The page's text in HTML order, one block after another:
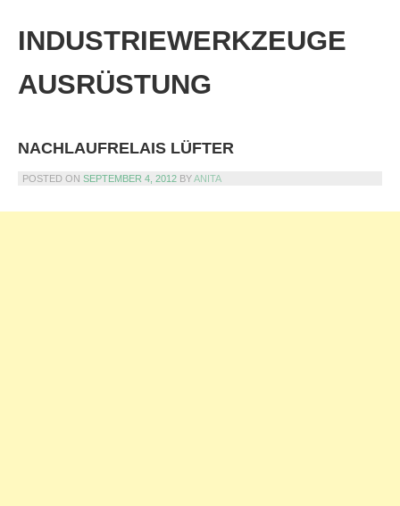
content
INDUSTRIEWERKZEUGE
AUSRÜSTUNG
NACHLAUFRELAIS LÜFTER
POSTED ON SEPTEMBER 4, 2012 BYANITA